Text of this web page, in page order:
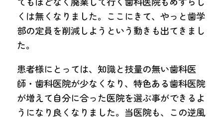
くは無くなりました。ここにきて、やっと歯学
部の定員を削減しようという動きも出てきまし
た。
患者様にとっては、知識と技量の無い歯科医
師・歯科医院が少なくなり、特色ある歯科医院
が増えて自分に合った医院を選ぶ事ができるよ
うになり良くなりました。当医院も、この逆風